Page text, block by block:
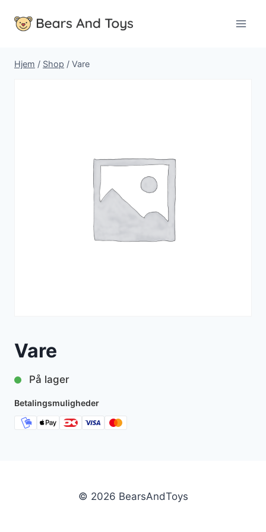
Hjem / Shop / Vare
Vare
På lager
Betalingsmuligheder
© 2026 BearsAndToys